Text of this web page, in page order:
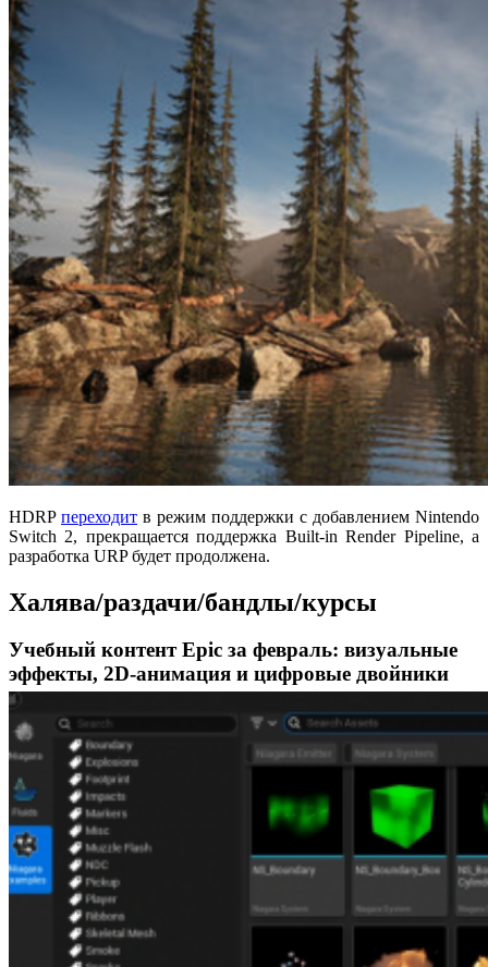
HDRP переходит в режим поддержки с добавлением Nintendo
Switch 2, прекращается поддержка Built-in Render Pipeline, а
разработка URP будет продолжена.
Халява/раздачи/бандлы/курсы
Учебный контент Epic за февраль: визуальные
эффекты, 2D-анимация и цифровые двойники